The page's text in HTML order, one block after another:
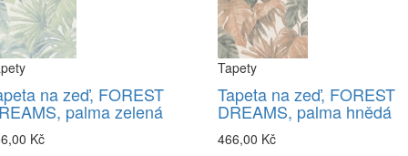
na zeď, FOREST
palma zelená
Kč
Tapety
Tapeta na zeď, FOREST
DREAMS, palma hnědá
466,00 Kč